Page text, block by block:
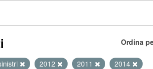
Ordina
2012 2011 2014